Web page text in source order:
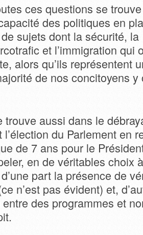
ces questions se
des politiques en
sujets dont la sécurité,
et l’immigration qui
alors qu’ils représentent
de nos concitoyens
trouve aussi dans le
du Parlement en
de 7 ans pour le
en de véritables choix
part la présence de
n’est pas évident) et,
des programmes et